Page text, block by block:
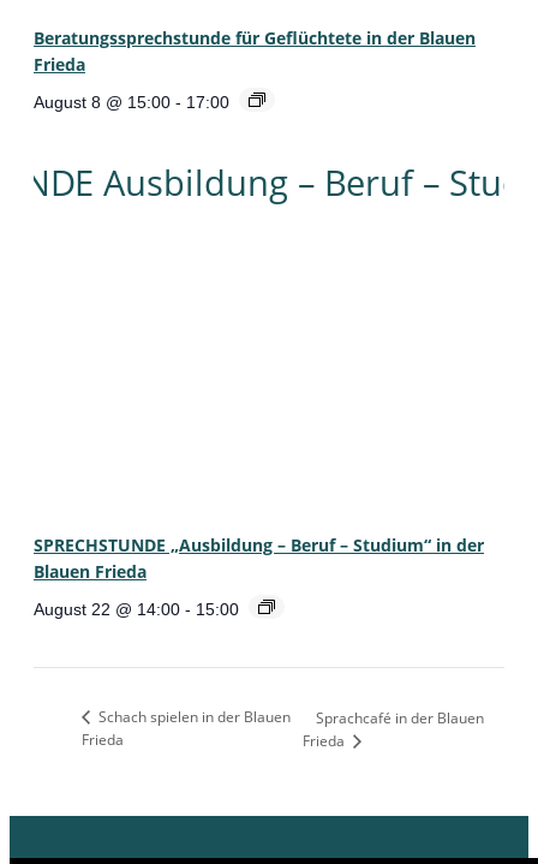
Beratungssprechstunde für Geflüchtete in der Blauen
Frieda
August 8 @ 15:00 - 17:00
SPRECHSTUNDE „Ausbildung – Beruf – Studium“ in der
Blauen Frieda
August 22 @ 14:00 - 15:00
Schach spielen in der Blauen
Frieda
Sprachcafé in der Blauen
Frieda